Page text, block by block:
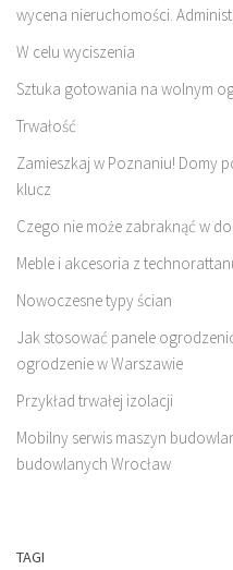
wycena nieruchomości.
W celu wyciszenia
Sztuka gotowania na wolnym
Trwałość
Zamieszkaj w Poznaniu! Domy
klucz
Czego nie może zabraknąć w
Meble i akcesoria z
Nowoczesne typy ścian
Jak stosować panele
ogrodzenie w Warszawie
Przykład trwałej izolacji
Mobilny serwis maszyn
budowlanych Wrocław
TAGI